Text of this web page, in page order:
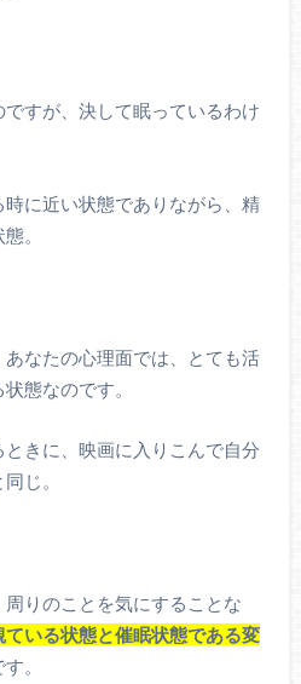
すが、決して眠っているわけ
に近い状態でありながら、精
。
なたの心理面では、とても活
態なのです。
きに、映画に入りこんで自分
じ。
りのことを気にすることな
いる状態と催眠状態である変
。